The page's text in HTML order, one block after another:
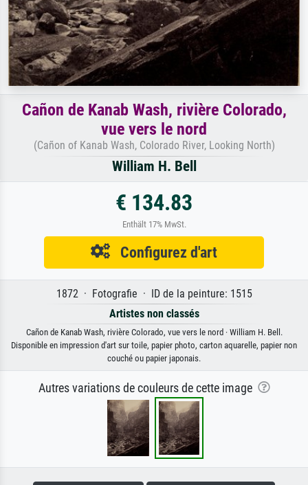
Cañon de Kanab Wash, rivière Colorado,
vue vers le nord
(Cañon of Kanab Wash, Colorado River, Looking North)
William H. Bell
€ 134.83
Enthält 17% MwSt.
Configurez d'art
1872 · Fotografie · ID de la peinture: 1515
Artistes non classés
Cañon de Kanab Wash, rivière Colorado, vue vers le nord · William H. Bell.
Disponible en impression d'art sur toile, papier photo, carton aquarelle, papier non
couché ou papier japonais.
Autres variations de couleurs de cette image